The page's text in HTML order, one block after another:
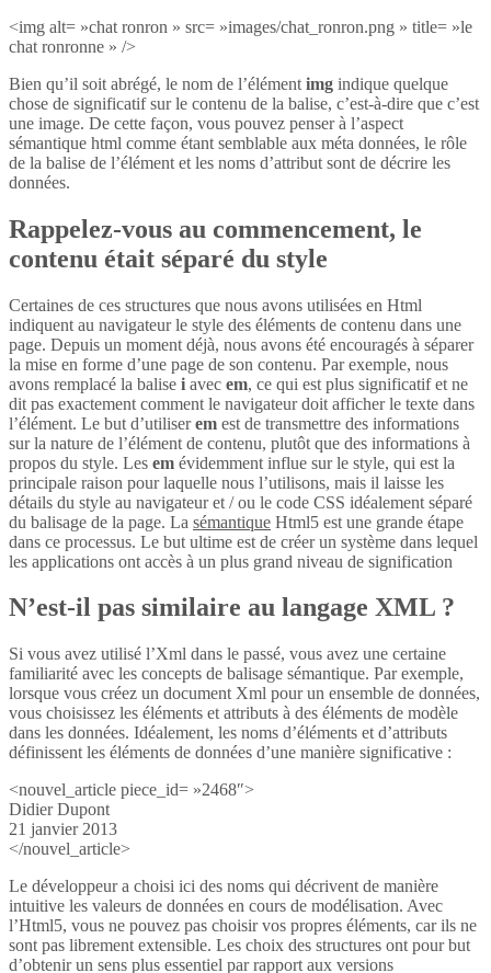
<img alt= »chat ronron » src= »images/chat_ronron.png » title= »le
chat ronronne » />
Bien qu’il soit abrégé, le nom de l’élément img indique quelque
chose de significatif sur le contenu de la balise, c’est-à-dire que c’est
une image. De cette façon, vous pouvez penser à l’aspect
sémantique html comme étant semblable aux méta données, le rôle
de la balise de l’élément et les noms d’attribut sont de décrire les
données.
Rappelez-vous au commencement, le
contenu était séparé du style
Certaines de ces structures que nous avons utilisées en Html
indiquent au navigateur le style des éléments de contenu dans une
page. Depuis un moment déjà, nous avons été encouragés à séparer
la mise en forme d’une page de son contenu. Par exemple, nous
avons remplacé la balise i avec em, ce qui est plus significatif et ne
dit pas exactement comment le navigateur doit afficher le texte dans
l’élément. Le but d’utiliserem est de transmettre des informations
sur la nature de l’élément de contenu, plutôt que des informations à
propos du style. Les em évidemment influe sur le style, qui est la
principale raison pour laquelle nous l’utilisons, mais il laisse les
détails du style au navigateur et / ou le code CSS idéalement séparé
du balisage de la page. La sémantique Html5 est une grande étape
dans ce processus. Le but ultime est de créer un système dans lequel
les applications ont accès à un plus grand niveau de signification
N’est-il pas similaire au langage XML ?
Si vous avez utilisé l’Xml dans le passé, vous avez une certaine
familiarité avec les concepts de balisage sémantique. Par exemple,
lorsque vous créez un document Xml pour un ensemble de données,
vous choisissez les éléments et attributs à des éléments de modèle
dans les données. Idéalement, les noms d’éléments et d’attributs
définissent les éléments de données d’une manière significative :
<nouvel_article piece_id= »2468″>
Didier Dupont
21 janvier 2013
</nouvel_article>
Le développeur a choisi ici des noms qui décrivent de manière
intuitive les valeurs de données en cours de modélisation. Avec
l’Html5, vous ne pouvez pas choisir vos propres éléments, car ils ne
sont pas librement extensible. Les choix des structures ont pour but
d’obtenir un sens plus essentiel par rapport aux versions